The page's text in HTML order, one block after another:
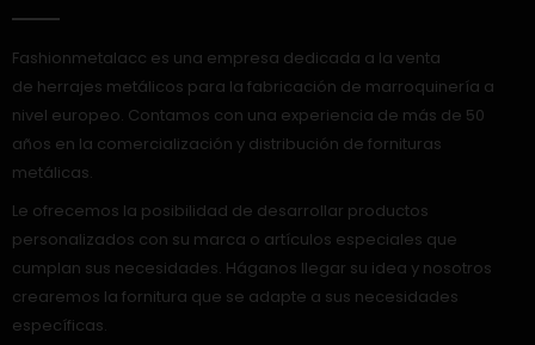
Fashionmetalacc es una empresa dedicada a la venta
de herrajes metálicos para la fabricación de marroquinería a
nivel europeo. Contamos con una experiencia de más de 50
años en la comercialización y distribución de fornituras
metálicas.
Le ofrecemos la posibilidad de desarrollar productos
personalizados con su marca o artículos especiales que
cumplan sus necesidades. Háganos llegar su idea y nosotros
crearemos la fornitura que se adapte a sus necesidades
específicas.